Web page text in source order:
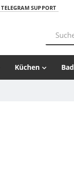
SUPPORT
Küchen Bad